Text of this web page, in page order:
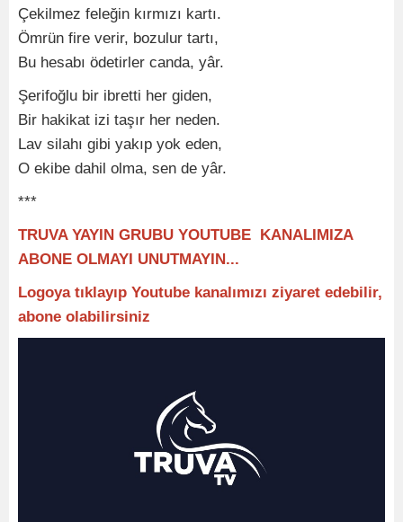
Çekilmez feleğin kırmızı kartı.
Ömrün fire verir, bozulur tartı,
Bu hesabı ödetirler canda, yâr.
Şerifoğlu bir ibretti her giden,
Bir hakikat izi taşır her neden.
Lav silahı gibi yakıp yok eden,
O ekibe dahil olma, sen de yâr.
***
TRUVA YAYIN GRUBU YOUTUBE KANALIMIZA
ABONE OLMAYI UNUTMAYIN...
Logoya tıklayıp Youtube kanalımızı ziyaret edebilir,
abone olabilirsiniz